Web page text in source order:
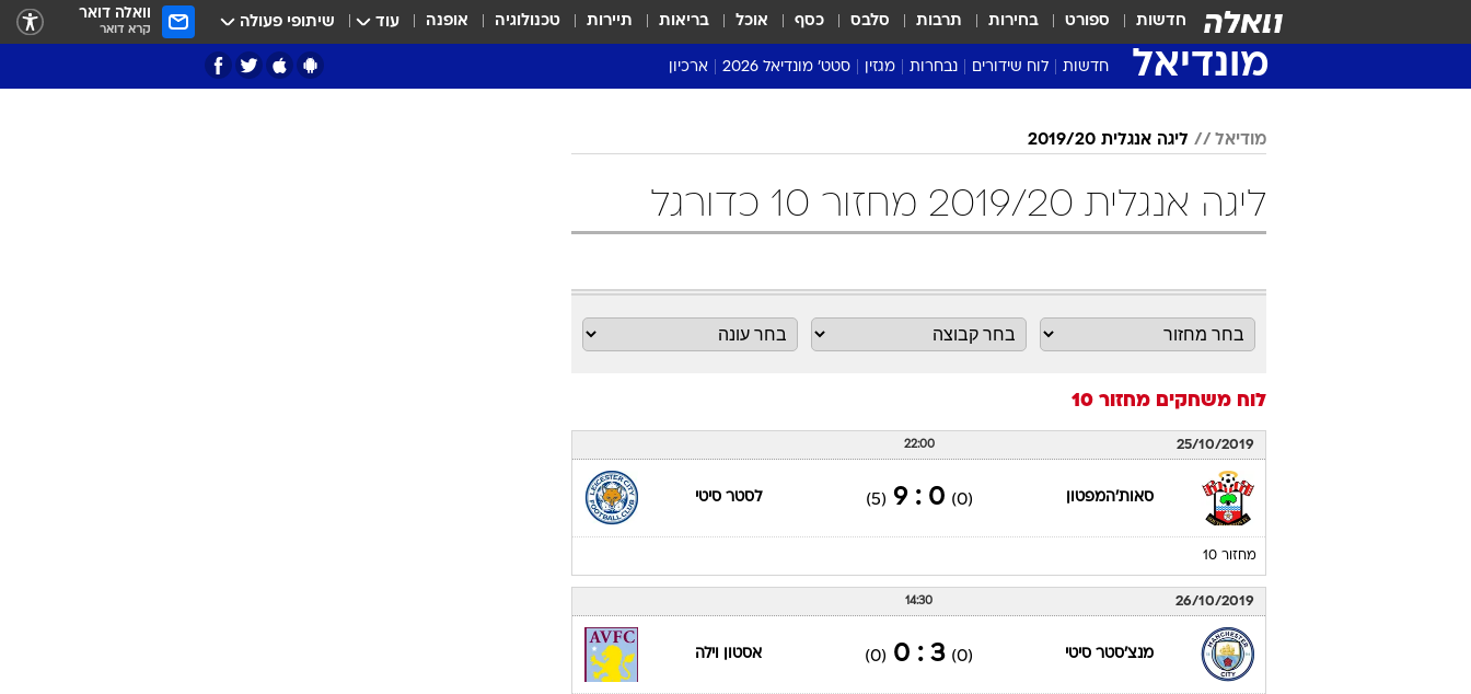
חדשות ספורט בחירות תרבות סלבס כסף אוכל בריאות תיירות טכנולוגיה אופנה עוד שיתופי פעולה וואלה דואר
קרא דואר
מונדיאל חדשות לוח שידורים נבחרות מגזין סטט' מונדיאל 2026 ארכיון
מודיאל ליגה אנגלית 2019/20
ליגה אנגלית 2019/20 מחזור 10 כדורגל
לוח משחקים מחזור 10
25/10/2019
22:00
סאות'המפטון (0)
0 : 9
(5) לסטר סיטי
מחזור 10
26/10/2019
14:30
מנצ'סטר סיטי (0)
3 : 0
(0) אסטון וילה